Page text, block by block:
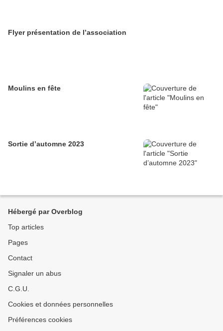
Flyer présentation de l’association
Moulins en fête
Sortie d’automne 2023
Hébergé par Overblog
Top articles
Pages
Contact
Signaler un abus
C.G.U.
Cookies et données personnelles
Préférences cookies